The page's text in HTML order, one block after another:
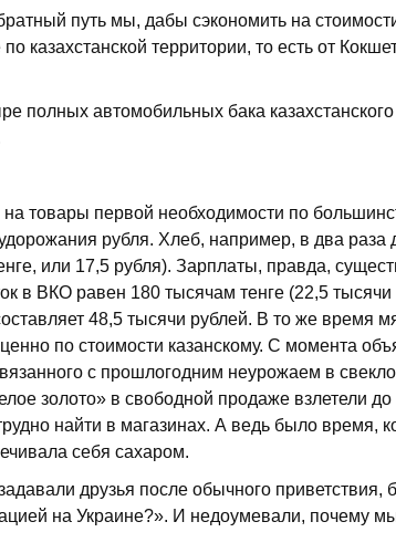
путь мы, дабы ­сэкономить на
казахстанской территории, то есть от
полных автомобильных бака
товары первой необходимости по
руб­ля. Хлеб, например, в два раза
или 17,5 рубля). Зарплаты, правда,
в ВКО равен 180 тысячам тенге (22,5 тысячи
48,5 тысячи рублей. В то же время
по стоимости казанскому. С момента
с прошлогодним неурожаем в
золото» в свободной продаже взлетели до
найти в магазинах. А ведь было время,
себя сахаром.
друзья после обычного приветствия,
на Украине?». И недоумевали, почему